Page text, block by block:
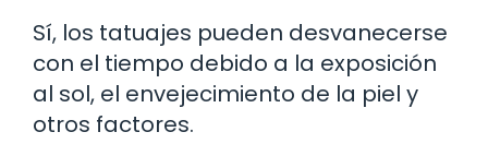
Sí, los tatuajes pueden desvanecerse
con el tiempo debido a la exposición
al sol, el envejecimiento de la piel y
otros factores.